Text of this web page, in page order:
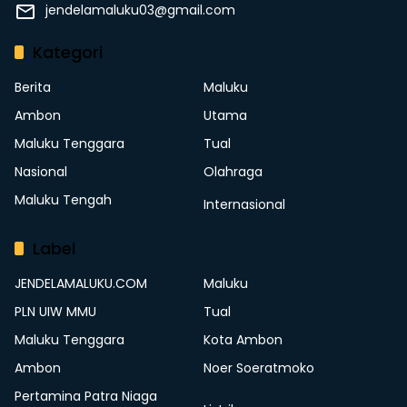
jendelamaluku03@gmail.com
Kategori
Berita
Maluku
Ambon
Utama
Maluku Tenggara
Tual
Nasional
Olahraga
Maluku Tengah
Internasional
Label
JENDELAMALUKU.COM
Maluku
PLN UIW MMU
Tual
Maluku Tenggara
Kota Ambon
Ambon
Noer Soeratmoko
Pertamina Patra Niaga